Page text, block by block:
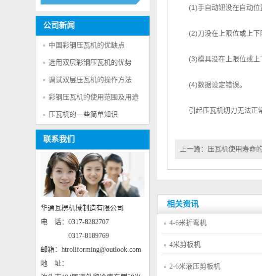
公司新闻
中国彩钢压瓦机的优缺点
选用双层彩钢压瓦机的优势
调试双层压瓦机的操作方法
彩钢压瓦机的使用范围及用途
压瓦机的一些简单知识
联系我们
华通瓦楞机械制造有限公司
电 话：0317-8282707
0317-8189769
邮箱：htrollforming@outlook.com
地 址：
(1)手自动钮没在自动位
(2)刀没在上限位或上下
(3)模具没在上限位或上
(4)数据设定错误。
引起压瓦机切刀无法正常
上一篇： 压瓦机使用寿命
相关资讯
4-6米折弯机
4米剪板机
2-6米液压剪板机